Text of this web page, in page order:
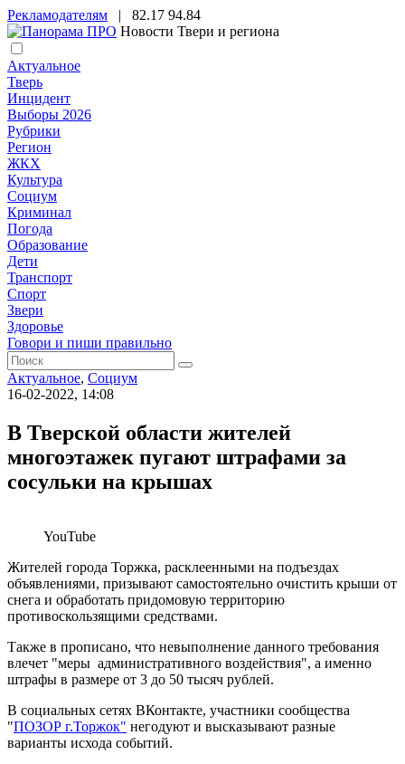
Рекламодателям | 82.17 94.84
Новости Твери и региона
Актуальное
Тверь
Инцидент
Выборы 2026
Рубрики
Регион
ЖКХ
Культура
Социум
Криминал
Погода
Образование
Дети
Транспорт
Спорт
Звери
Здоровье
Говори и пиши правильно
Актуальное, Социум
16-02-2022, 14:08
В Тверской области жителей
многоэтажек пугают штрафами за
сосульки на крышах
YouTube
Жителей города Торжка, расклеенными на подъездах
объявлениями, призывают самостоятельно очистить крыши от
снега и обработать придомовую территорию
противоскользящими средствами.
Также в прописано, что невыполнение данного требования
влечет "меры административного воздействия", а именно
штрафы в размере от 3 до 50 тысяч рублей.
В социальных сетях ВКонтакте, участники сообщества
"ПОЗОР г.Торжок" негодуют и высказывают разные
варианты исхода событий.